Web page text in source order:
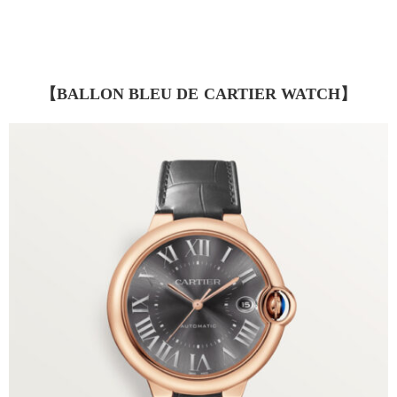
【BALLON BLEU DE CARTIER WATCH】